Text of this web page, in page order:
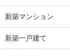
新潟県新潟市西区
新築マンション
新築一戸建て